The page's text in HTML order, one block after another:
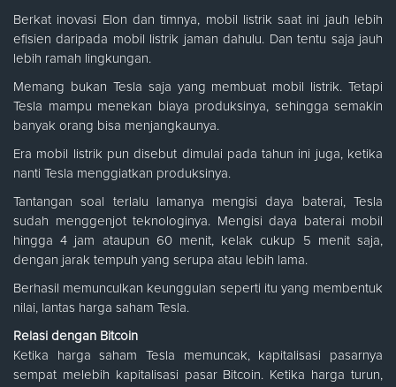
Berkat inovasi Elon dan timnya, mobil listrik saat ini jauh lebih
efisien daripada mobil listrik jaman dahulu. Dan tentu saja jauh
lebih ramah lingkungan.
Memang bukan Tesla saja yang membuat mobil listrik. Tetapi
Tesla mampu menekan biaya produksinya, sehingga semakin
banyak orang bisa menjangkaunya.
Era mobil listrik pun disebut dimulai pada tahun ini juga, ketika
nanti Tesla menggiatkan produksinya.
Tantangan soal terlalu lamanya mengisi daya baterai, Tesla
sudah menggenjot teknologinya. Mengisi daya baterai mobil
hingga 4 jam ataupun 60 menit, kelak cukup 5 menit saja,
dengan jarak tempuh yang serupa atau lebih lama.
Berhasil memunculkan keunggulan seperti itu yang membentuk
nilai, lantas harga saham Tesla.
Relasi dengan Bitcoin
Ketika harga saham Tesla memuncak, kapitalisasi pasarnya
sempat melebih kapitalisasi pasar Bitcoin. Ketika harga turun,